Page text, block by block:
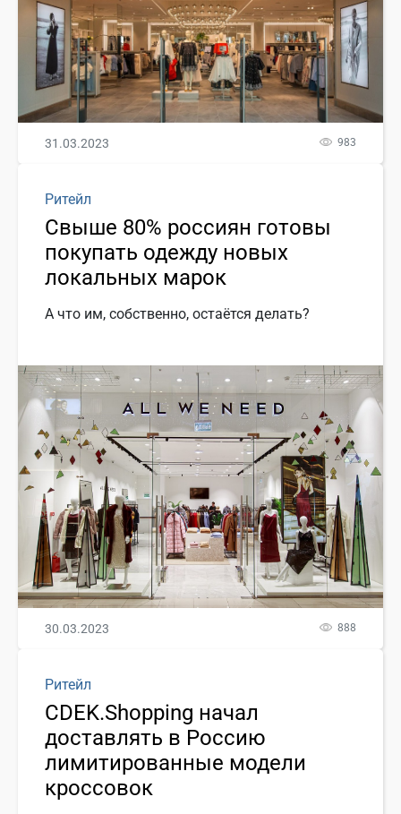
31.03.2023 983
Ритейл
Свыше 80% россиян готовы
покупать одежду новых
локальных марок
А что им, собственно, остаётся делать?
30.03.2023 888
Ритейл
CDEK.Shopping начал
доставлять в Россию
лимитированные модели
кроссовок